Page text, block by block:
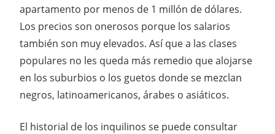
apartamento por menos de 1 millón de dólares.
Los precios son onerosos porque los salarios
también son muy elevados. Así que a las clases
populares no les queda más remedio que alojarse
en los suburbios o los guetos donde se mezclan
negros, latinoamericanos, árabes o asiáticos.
El historial de los inquilinos se puede consultar